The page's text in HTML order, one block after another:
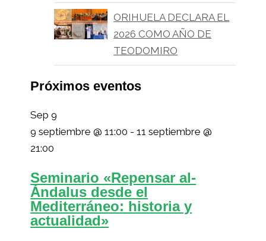
ORIHUELA DECLARA EL
2026 COMO AÑO DE
TEODOMIRO
Próximos eventos
Sep9
9 septiembre @ 11:00 -11 septiembre @
21:00
Seminario «Repensar al-
Ándalus desde el
Mediterráneo: historia y
actualidad»